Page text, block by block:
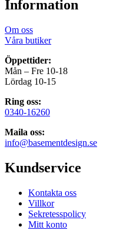
Information
Om oss
Våra butiker
Öppettider:
Mån – Fre 10-18
Lördag 10-15
Ring oss:
0340-16260
Maila oss:
info@basementdesign.se
Kundservice
Kontakta oss
Villkor
Sekretesspolicy
Mitt konto